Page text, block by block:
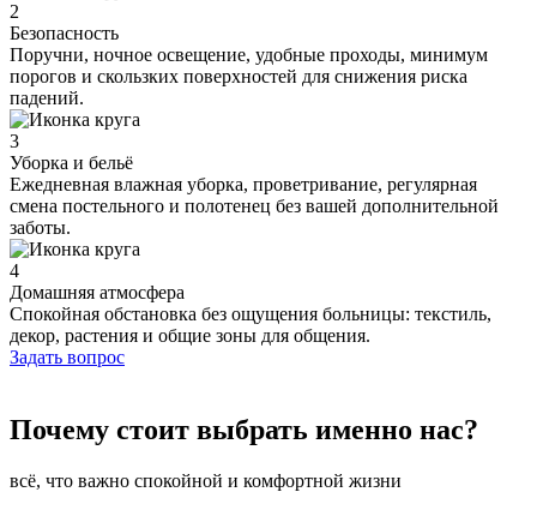
2
Безопасность
Поручни, ночное освещение, удобные проходы, минимум
порогов и скользких поверхностей для снижения риска
падений.
3
Уборка и бельё
Ежедневная влажная уборка, проветривание, регулярная
смена постельного и полотенец без вашей дополнительной
заботы.
4
Домашняя атмосфера
Спокойная обстановка без ощущения больницы: текстиль,
декор, растения и общие зоны для общения.
Задать вопрос
Почему стоит выбрать именно нас?
всё, что важно спокойной и комфортной жизни